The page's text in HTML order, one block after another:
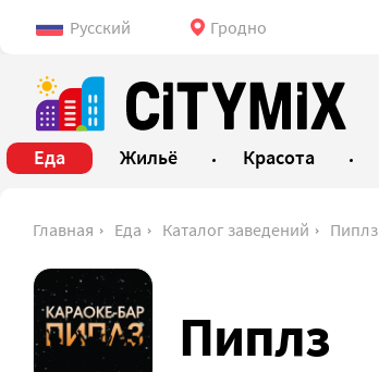
Русский Гродно
Еда Жильё Красота
Главная Еда Каталог заведений Пиплз
Пиплз